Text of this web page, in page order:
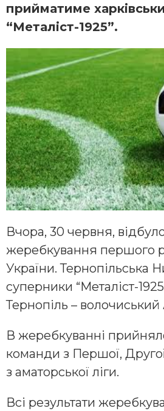
прийматиме
“Металіст-1925”.
Вчора, 30 червня,
жеребкування першого
України. Тернопільська
суперники “Металіст-
Тернопіль – волочиський
В жеребкуванні
команди з Першої,
з аматорської ліги.
Всі результати